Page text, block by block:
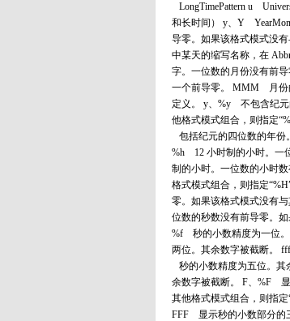
LongTimePattern u
和长时间） y、Y
导零。如果该格式模式没
中某天的缩写名称，在
字。一位数的月份没有前
一个前导零。 MMM 月份
定义。 y、%y 不包含纪元
他格式模式组合，则指定
包括纪元的四位数的年份
%h 12 小时制的小时。一
制的小时。一位数的小时
格式模式组合，则指定
零。如果该格式模式没有
位数的秒数没有前导零。
%f 秒的小数精度为一位。
两位。其余数字被截断。
秒的小数精度为五位。
余数字被截断。 F、%F
其他格式模式组合，则指
FFF 显示秒的小数部分的